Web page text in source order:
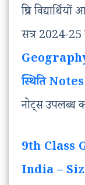
प्रिय
सत्र 2024-
स्थिति
नोट्स उपलब्ध
9th Class
India –